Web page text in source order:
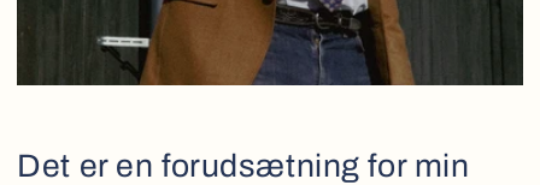
Det er en forudsætning for min